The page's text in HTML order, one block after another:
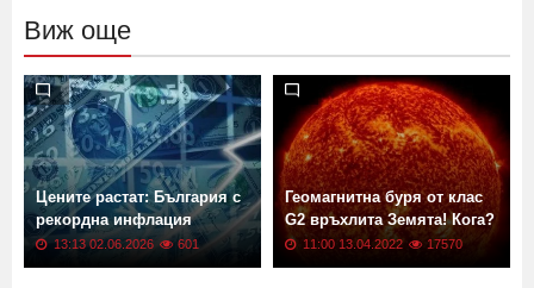
Виж още
Цените растат: България с
рекордна инфлация
13:13 02.06.2026 601
Геомагнитна буря от клас
G2 връхлита Земята! Кога?
11:00 13.04.2022 17570